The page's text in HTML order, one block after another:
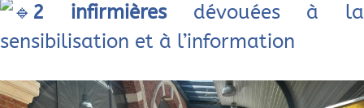
2 infirmièresdévouées à la
sensibilisation et à l’information